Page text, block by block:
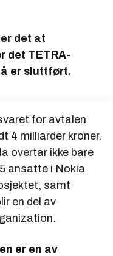
det at
det TETRA-
er sluttført.
for avtalen
4 milliarder kroner.
overtar ikke bare
ansatte i Nokia
samt
en del av
er en av